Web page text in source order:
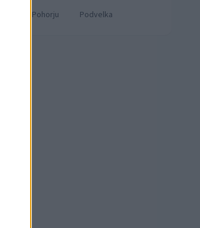
Ribnica na Pohorju
Podvelka